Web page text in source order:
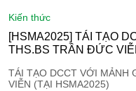
kiến thức
[HSMA2025] TÁI TẠO
THS.BS TRẦN ĐỨC
TÁI TẠO DCCT VỚI MẢNH
VIỄN (TẠI HSMA2025)